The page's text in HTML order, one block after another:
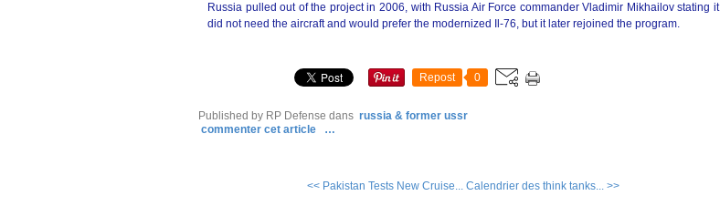
Russia pulled out of the project in 2006, with Russia Air Force commander Vladimir Mikhailov stating it
did not need the aircraft and would prefer the modernized Il-76, but it later rejoined the program.
Repost 0
Published by RP Defense dans russia & former ussr
commenter cet article
…
<< Pakistan Tests New Cruise... Calendrier des think tanks... >>